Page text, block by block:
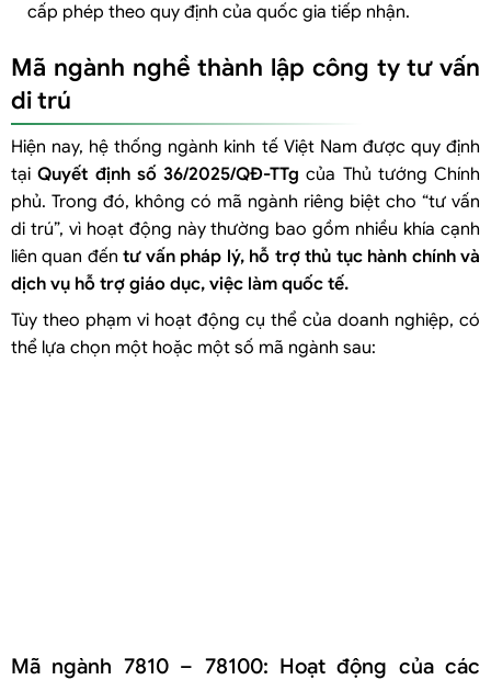
cấp phép theo quy định của quốc gia tiếp nhận.
Mã ngành nghề thành lập công ty tư vấn
di trú
Hiện nay, hệ thống ngành kinh tế Việt Nam được quy định
tạiQuyết định số 36/2025/QĐ-TTg của Thủ tướng Chính
phủ. Trong đó, không có mã ngành riêng biệt cho “tư vấn
di trú”, vì hoạt động này thường bao gồm nhiều khía cạnh
liên quan đếntư vấn pháp lý, hỗ trợ thủ tục hành chính và
dịch vụ hỗ trợ giáo dục, việc làm quốc tế.
Tùy theo phạm vi hoạt động cụ thể của doanh nghiệp, có
thể lựa chọn một hoặc một số mã ngành sau:
Mã ngành 7810 – 78100: Hoạt động của các